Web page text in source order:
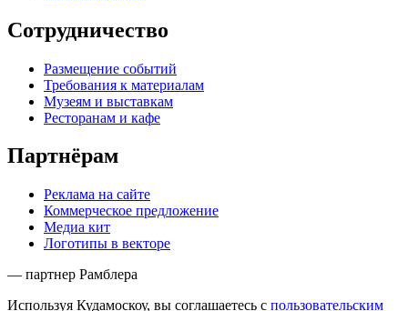
Сотрудничество
Размещение событий
Требования к материалам
Музеям и выставкам
Ресторанам и кафе
Партнёрам
Реклама на сайте
Коммерческое предложение
Медиа кит
Логотипы в векторе
— партнер Рамблера
Используя Кудамоскоу, вы соглашаетесь с пользовательским